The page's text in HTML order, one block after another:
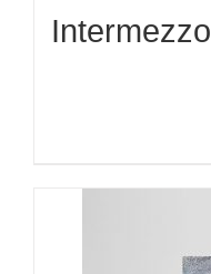
Intermezzo